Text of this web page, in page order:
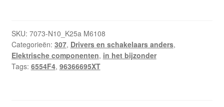
307
96366695XT
6554F4
hoeveelheid
SKU: 7073-N10_K25a M6108
Categorieën: 307, Drivers en schakelaars anders,
Elektrische componenten, in het bijzonder
Tags: 6554F4, 96366695XT